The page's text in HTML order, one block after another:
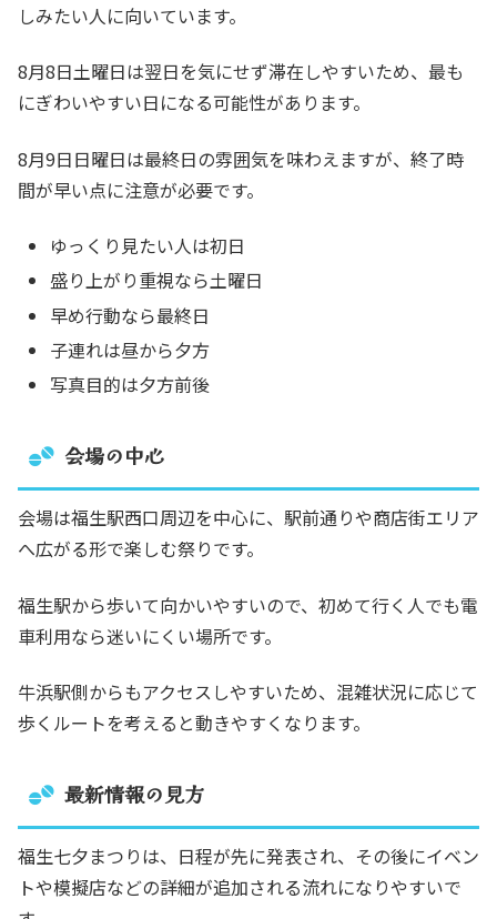
しみたい人に向いています。
8月8日土曜日は翌日を気にせず滞在しやすいため、最も
にぎわいやすい日になる可能性があります。
8月9日日曜日は最終日の雰囲気を味わえますが、終了時
間が早い点に注意が必要です。
ゆっくり見たい人は初日
盛り上がり重視なら土曜日
早め行動なら最終日
子連れは昼から夕方
写真目的は夕方前後
会場の中心
会場は福生駅西口周辺を中心に、駅前通りや商店街エリア
へ広がる形で楽しむ祭りです。
福生駅から歩いて向かいやすいので、初めて行く人でも電
車利用なら迷いにくい場所です。
牛浜駅側からもアクセスしやすいため、混雑状況に応じて
歩くルートを考えると動きやすくなります。
最新情報の見方
福生七夕まつりは、日程が先に発表され、その後にイベン
トや模擬店などの詳細が追加される流れになりやすいで